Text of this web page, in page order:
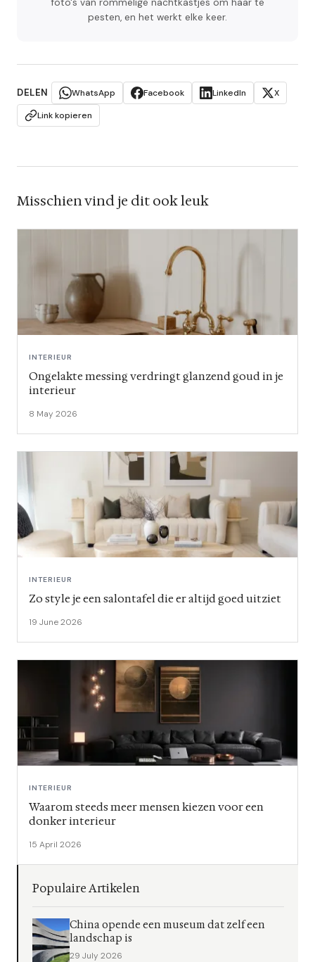
foto's van rommelige nachtkastjes om haar te
pesten, en het werkt elke keer.
DELEN WhatsApp Facebook LinkedIn
X
Link kopieren
Misschien vind je dit ook leuk
INTERIEUR
Ongelakte messing verdringt glanzend goud in je
interieur
8 May 2026
INTERIEUR
Zo style je een salontafel die er altijd goed uitziet
19 June 2026
INTERIEUR
Waarom steeds meer mensen kiezen voor een
donker interieur
15 April 2026
Populaire Artikelen
China opende een museum dat zelf een
landschap is
29 July 2026